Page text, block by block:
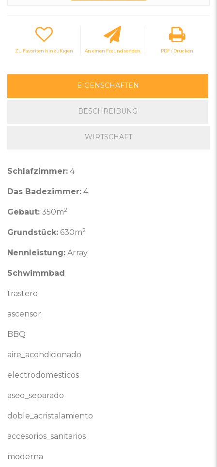
Zu Favoriten hinzufügen An einen Freund senden PDF / Drucken
EIGENSCHAFTEN
BESCHREIBUNG
WIRTSCHAFT
Schlafzimmer: 4
Das Badezimmer: 4
Gebaut: 350m2
Grundstück: 630m2
Nennleistung: Array
Schwimmbad
trastero
ascensor
BBQ
aire_acondicionado
electrodomesticos
aseo_separado
doble_acristalamiento
accesorios_sanitarios
moderna